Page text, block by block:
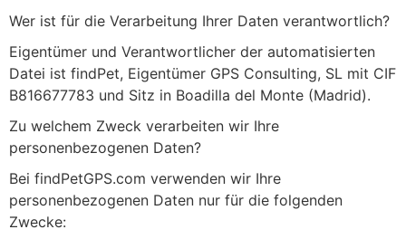
Wer ist für die Verarbeitung Ihrer Daten verantwortlich?
Eigentümer und Verantwortlicher der automatisierten
Datei ist findPet, Eigentümer GPS Consulting, SL mit CIF
B816677783 und Sitz in Boadilla del Monte (Madrid).
Zu welchem Zweck verarbeiten wir Ihre
personenbezogenen Daten?
Bei findPetGPS.com verwenden wir Ihre
personenbezogenen Daten nur für die folgenden
Zwecke: